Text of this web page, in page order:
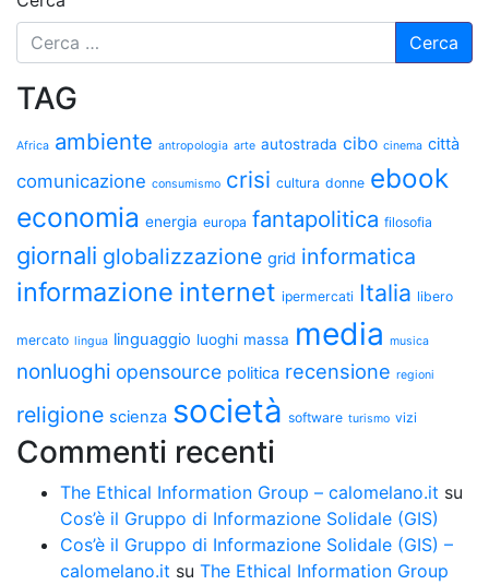
TAG
Africa ambiente antropologia arte autostrada cibo cinema città
comunicazione consumismo crisi cultura donne ebook
economia energia europa fantapolitica filosofia
giornali globalizzazione grid informatica
informazione internet ipermercati Italia libero
mercato lingua linguaggio luoghi massa media musica
nonluoghi opensource politica recensione regioni
religione scienza società software turismo vizi
Commenti recenti
The Ethical Information Group – calomelano.it su
Cos’è il Gruppo di Informazione Solidale (GIS)
Cos’è il Gruppo di Informazione Solidale (GIS) –
calomelano.it su The Ethical Information Group